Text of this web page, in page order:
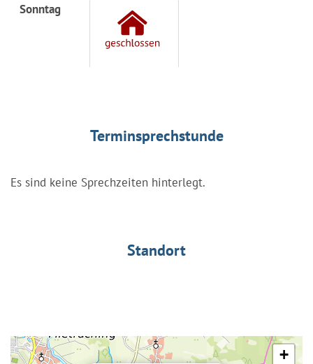
Sonntag
Terminsprechstunde
Es sind keine Sprechzeiten hinterlegt.
Standort
+